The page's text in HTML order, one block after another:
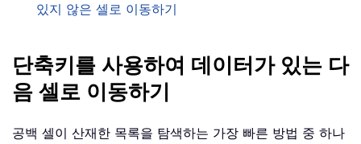
있지 않은 셀로 이동하기
단축키를 사용하여 데이터가 있는 다
음 셀로 이동하기
공백 셀이 산재한 목록을 탐색하는 가장 빠른 방법 중 하나